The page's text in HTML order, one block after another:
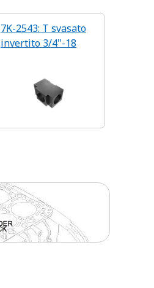
7K-2543: T svasato
invertito 3/4"-18